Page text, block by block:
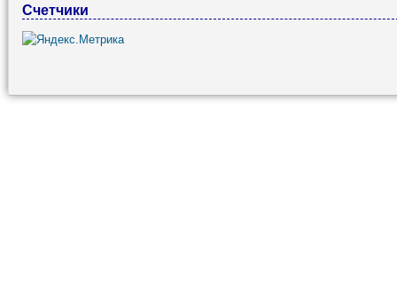
Счетчики